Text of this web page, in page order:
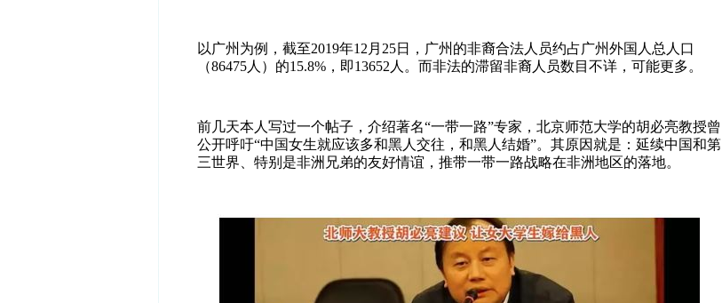
以广州为例，截至2019年12月25日，广州的非裔合法人员约占广州外国人总人口
（86475人）的15.8%，即13652人。而非法的滞留非裔人员数目不详，可能更多。
前几天本人写过一个帖子，介绍著名“一带一路”专家，北京师范大学的胡必亮教授曾
公开呼吁“中国女生就应该多和黑人交往，和黑人结婚”。 其原因就是：延续中国和第
三世界、特别是非洲兄弟的友好情谊，推带一带一路战略在非洲地区的落地。